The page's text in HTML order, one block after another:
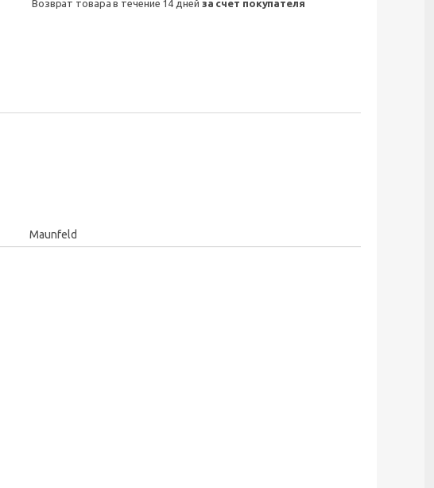
возврат товара в течение 14 дней за счет покупателя
Maunfeld